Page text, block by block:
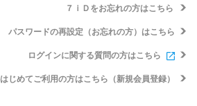
７ｉＤをお忘れの方はこちら
パスワードの再設定（お忘れの方）はこちら
ログインに関する質問の方はこちら
はじめてご利用の方はこちら（新規会員登録）